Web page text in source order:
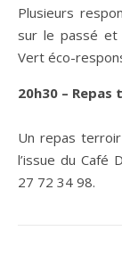
Plusieurs
sur le passé et
Vert éco-
20h30 –
Un repas
l’issue du Café
27 72 34 98.